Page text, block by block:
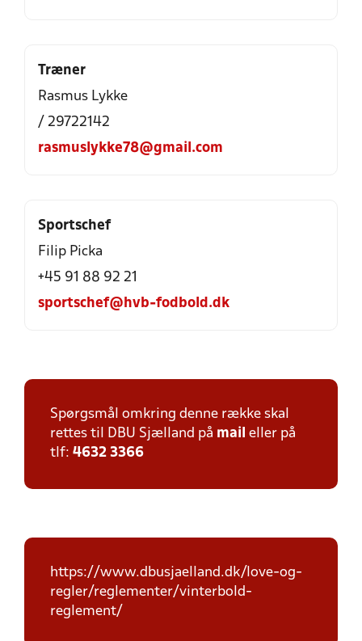
Træner
Rasmus Lykke
/ 29722142
rasmuslykke78@gmail.com
Sportschef
Filip Picka
+45 91 88 92 21
sportschef@hvb-fodbold.dk
Spørgsmål omkring denne række skal
rettes til DBU Sjælland på mail eller på
tlf: 4632 3366
https://www.dbusjaelland.dk/love-og-
regler/reglementer/vinterbold-
reglement/